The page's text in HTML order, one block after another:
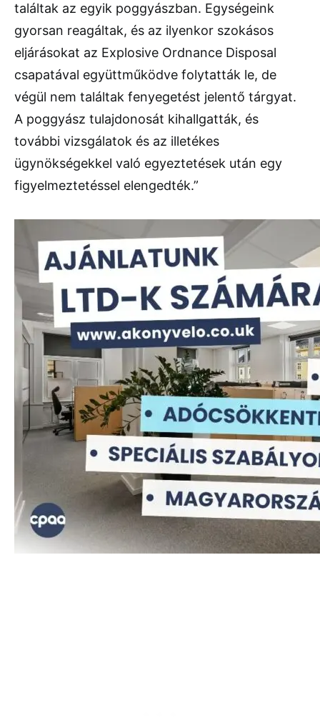
találtak az egyik poggyászban. Egységeink
gyorsan reagáltak, és az ilyenkor szokásos
eljárásokat az Explosive Ordnance Disposal
csapatával együttműködve folytatták le, de
végül nem találtak fenyegetést jelentő tárgyat.
A poggyász tulajdonosát kihallgatták, és
további vizsgálatok és az illetékes
ügynökségekkel való egyeztetések után egy
figyelmeztetéssel elengedték.”